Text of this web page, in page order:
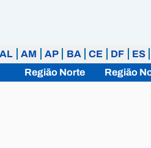
AL AM AP BA CE DF ES
Região Norte
Região